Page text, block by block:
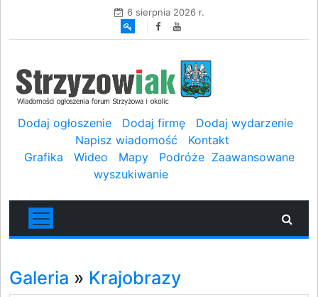
6 sierpnia 2026 r.
Dodaj ogłoszenie Dodaj firmę
Dodaj wydarzenie
Napisz wiadomość
Kontakt
Grafika
Wideo Mapy Podróże Zaawansowane
wyszukiwanie
Galeria » Krajobrazy